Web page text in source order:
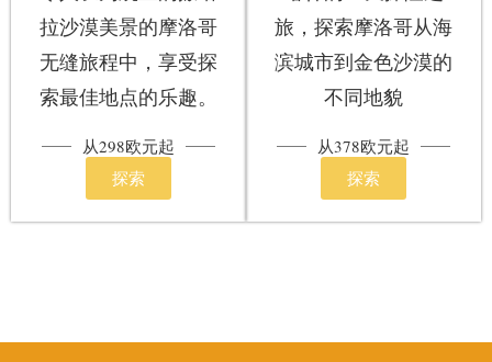
拉沙漠美景的摩洛哥
无缝旅程中，享受探
索最佳地点的乐趣。
从298欧元起
探索
旅，探索摩洛哥从海
滨城市到金色沙漠的
不同地貌
从378欧元起
探索